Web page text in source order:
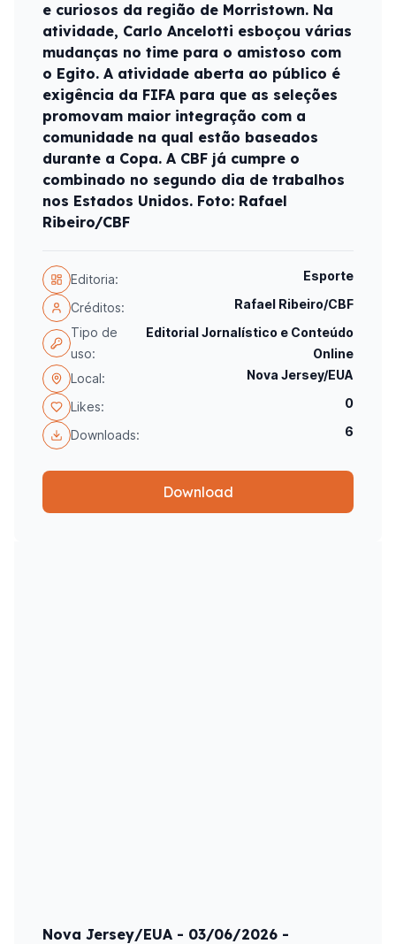
e curiosos da região de Morristown. Na
atividade, Carlo Ancelotti esboçou várias
mudanças no time para o amistoso com
o Egito. A atividade aberta ao público é
exigência da FIFA para que as seleções
promovam maior integração com a
comunidade na qual estão baseados
durante a Copa. A CBF já cumpre o
combinado no segundo dia de trabalhos
nos Estados Unidos. Foto: Rafael
Ribeiro/CBF
Editoria: Esporte
Créditos:
Rafael Ribeiro/CBF
Tipo de
uso:
Editorial Jornalístico e Conteúdo
Online
Local:
Nova Jersey/EUA
Likes: 0
Downloads: 6
Download
Nova Jersey/EUA - 03/06/2026 -